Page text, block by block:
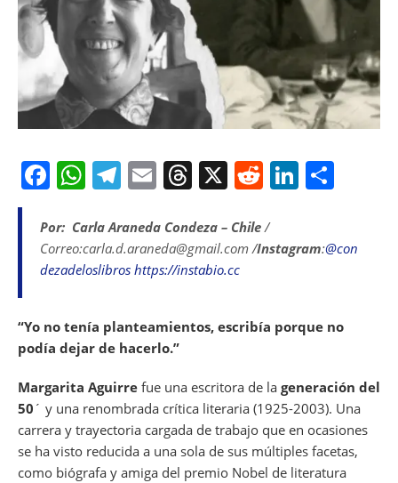
F
c
e
o
o
W
at
s
p
p
T
e
gr
m
E
ai
l
T
re
a
s
X R
d
di
Li
e
n
e
Por: Carla Araneda Condeza – Chile /
Correo:carla.d.araneda@gmail.com /Instagram:@con
dezadeloslibros https://instabio.cc
“Yo no tenía planteamientos, escribía porque no
podía dejar de hacerlo.”
Margarita Aguirre fue una escritora de la generación del
50 ´ y una renombrada crítica literaria (1925-2003). Una
carrera y trayectoria cargada de trabajo que en ocasiones
se ha visto reducida a una sola de sus múltiples facetas,
como biógrafa y amiga del premio Nobel de literatura